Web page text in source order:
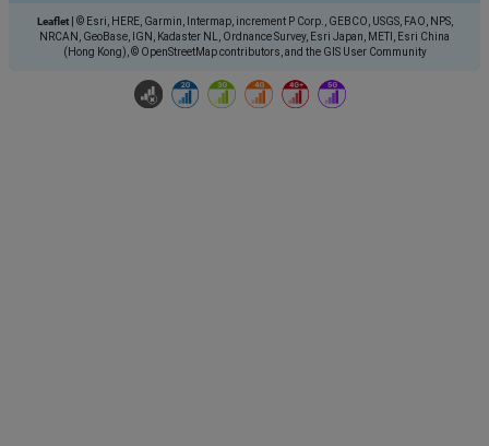
Leaflet
© Esri, HERE, Garmin, Intermap, increment P Corp., GEBCO, USGS, FAO, NPS,
NRCAN, GeoBase, IGN, Kadaster NL, Ordnance Survey, Esri Japan, METI, Esri China
(Hong Kong), © OpenStreetMap contributors, and the GIS User Community